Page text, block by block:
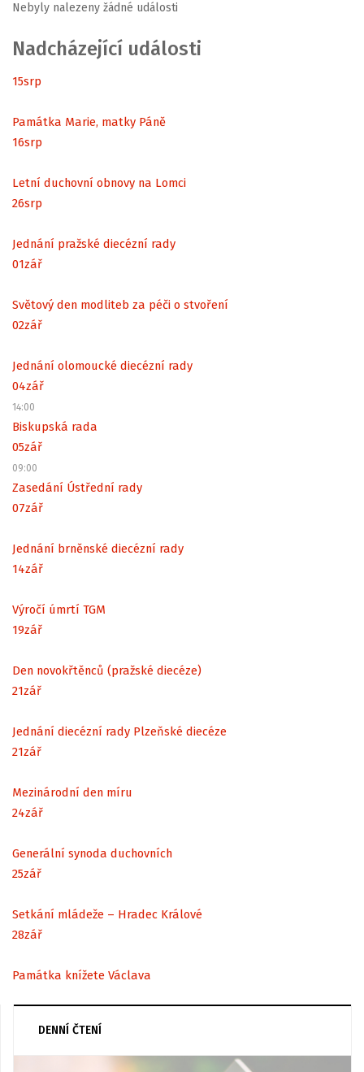
Nebyly nalezeny žádné události
Nadcházející události
15srp
Památka Marie, matky Páně
16srp
Letní duchovní obnovy na Lomci
26srp
Jednání pražské diecézní rady
01zář
Světový den modliteb za péči o stvoření
02zář
Jednání olomoucké diecézní rady
04zář
14:00
Biskupská rada
05zář
09:00
Zasedání Ústřední rady
07zář
Jednání brněnské diecézní rady
14zář
Výročí úmrtí TGM
19zář
Den novokřtěnců (pražské diecéze)
21zář
Jednání diecézní rady Plzeňské diecéze
21zář
Mezinárodní den míru
24zář
Generální synoda duchovních
25zář
Setkání mládeže – Hradec Králové
28zář
Památka knížete Václava
DENNÍ ČTENÍ